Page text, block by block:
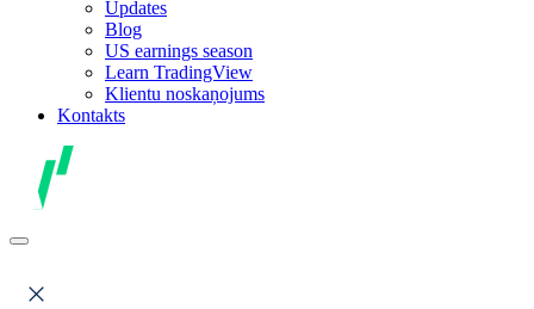
Updates
Blog
US earnings season
Learn TradingView
Klientu noskaņojums
Kontakts